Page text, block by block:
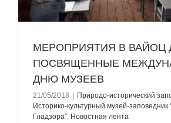
МЕРОПРИЯТИЯ В ВАЙОЦ
ПОСВЯЩЕННЫЕ
ДНЮ МУЗЕЕВ
21/05/2018 | Природо-исторический
Историко-культурный музей-заповедник
Гладзорa”, Новостная лента